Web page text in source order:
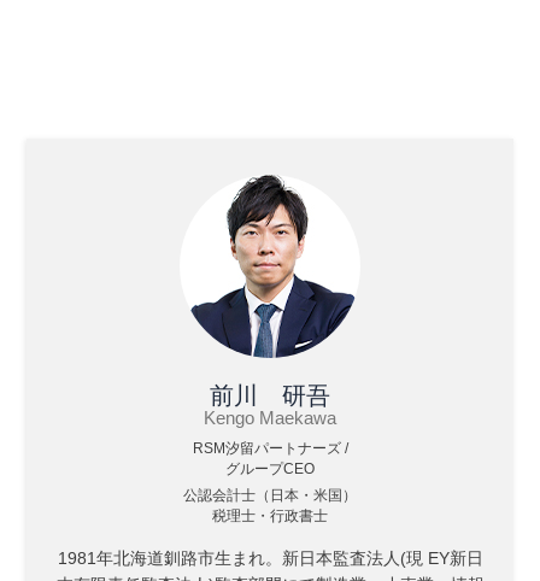
前川 研吾
Kengo Maekawa
RSM汐留パートナーズ /
グループCEO
公認会計士（日本・米国）
税理士・行政書士
1981年北海道釧路市生まれ。新日本監査法人(現 EY新日